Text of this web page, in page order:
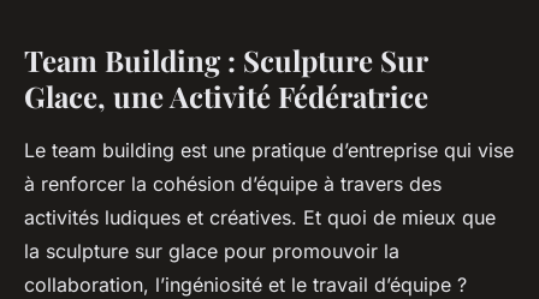
Team Building : Sculpture Sur
Glace, une Activité Fédératrice
Le team building est une pratique d’entreprise qui vise
à renforcer la cohésion d’équipe à travers des
activités ludiques et créatives. Et quoi de mieux que
la sculpture sur glace pour promouvoir la
collaboration, l’ingéniosité et le travail d’équipe ?